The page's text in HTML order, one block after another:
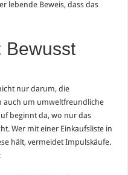
lebende Beweis, dass das
Bewusst
nur darum, die
auch um umweltfreundliche
beginnt da, wo nur das
Wer mit einer Einkaufsliste in
hält, vermeidet Impulskäufe.